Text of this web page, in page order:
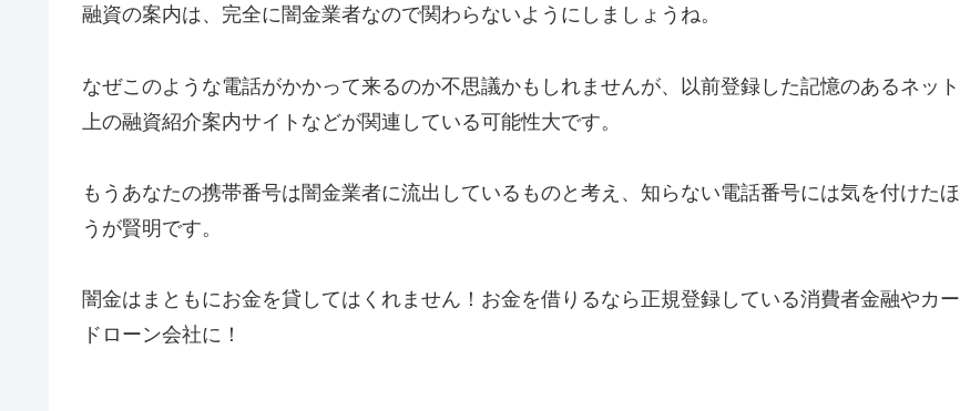
融資の案内は、完全に闇金業者なので関わらないようにしましょうね。
なぜこのような電話がかかって来るのか不思議かもしれませんが、以前登録した記憶のあるネット
上の融資紹介案内サイトなどが関連している可能性大です。
もうあなたの携帯番号は闇金業者に流出しているものと考え、知らない電話番号には気を付けたほ
うが賢明です。
闇金はまともにお金を貸してはくれません！お金を借りるなら正規登録している消費者金融やカー
ドローン会社に！